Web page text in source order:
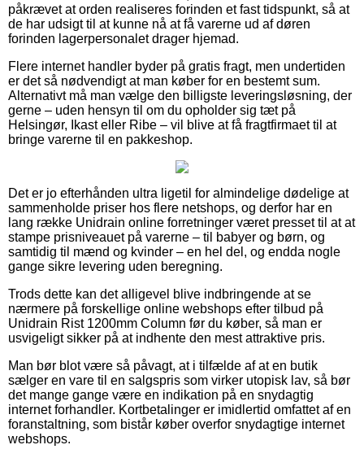
påkrævet at orden realiseres forinden et fast tidspunkt, så at
de har udsigt til at kunne nå at få varerne ud af døren
forinden lagerpersonalet drager hjemad.
Flere internet handler byder på gratis fragt, men undertiden
er det så nødvendigt at man køber for en bestemt sum.
Alternativt må man vælge den billigste leveringsløsning, der
gerne – uden hensyn til om du opholder sig tæt på
Helsingør, Ikast eller Ribe – vil blive at få fragtfirmaet til at
bringe varerne til en pakkeshop.
Det er jo efterhånden ultra ligetil for almindelige dødelige at
sammenholde priser hos flere netshops, og derfor har en
lang række Unidrain online forretninger været presset til at at
stampe prisniveauet på varerne – til babyer og børn, og
samtidig til mænd og kvinder – en hel del, og endda nogle
gange sikre levering uden beregning.
Trods dette kan det alligevel blive indbringende at se
nærmere på forskellige online webshops efter tilbud på
Unidrain Rist 1200mm Column før du køber, så man er
usvigeligt sikker på at indhente den mest attraktive pris.
Man bør blot være så påvagt, at i tilfælde af at en butik
sælger en vare til en salgspris som virker utopisk lav, så bør
det mange gange være en indikation på en snydagtig
internet forhandler. Kortbetalinger er imidlertid omfattet af en
foranstaltning, som bistår køber overfor snydagtige internet
webshops.